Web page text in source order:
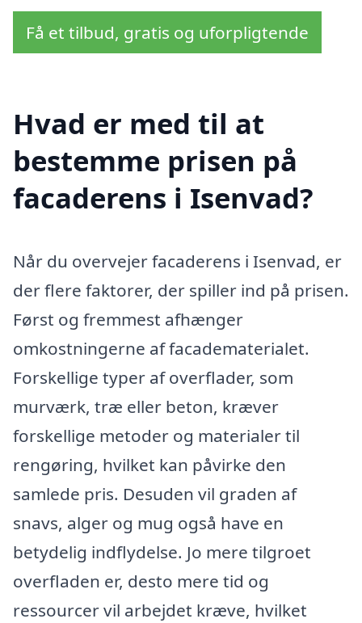
Få et tilbud, gratis og uforpligtende
Hvad er med til at
bestemme prisen på
facaderens i Isenvad?
Når du overvejer facaderens i Isenvad, er
der flere faktorer, der spiller ind på prisen.
Først og fremmest afhænger
omkostningerne af facadematerialet.
Forskellige typer af overflader, som
murværk, træ eller beton, kræver
forskellige metoder og materialer til
rengøring, hvilket kan påvirke den
samlede pris. Desuden vil graden af
snavs, alger og mug også have en
betydelig indflydelse. Jo mere tilgroet
overfladen er, desto mere tid og
ressourcer vil arbejdet kræve, hvilket